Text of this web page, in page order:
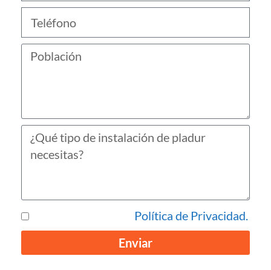
Política de Privacidad.
Enviar